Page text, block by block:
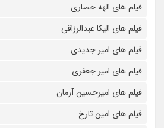
فیلم های الهه حصاری
فیلم های الیکا عبدالرزاقی
فیلم های امیر جدیدی
فیلم های امیر جعفری
فیلم های امیرحسین آرمان
فیلم های امین تارخ